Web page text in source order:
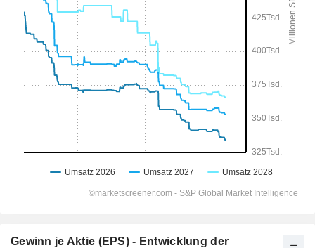
Gewinn je Aktie (EPS) - Entwicklung der